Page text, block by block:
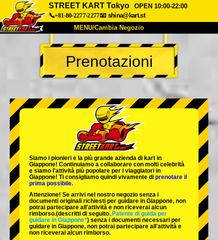
STREET KART Tokyo
OPEN 10:00-22:00
📞+81-80-2277-2277📧 shina@kart.st
MENU/Cambia Negozio
INIZIO
Chi Siamo Specifiche Prezzo
Azienda Prenotazioni
Cambia Negozio
Tokyo Shinagawa Tokyo Akihabara#1
Tokyo Akihabara#2
Tokyo Shibuya Annex Tokyo Bay
Tokyo Asakusa Osaka
Okinawa
Prenotazioni
Siamo i pionieri e la più grande azienda di kart in
Giappone! Continuiamo a collaborare con molti celebrità
e siamo l'attività più popolare per i viaggiatori in
Giappone! Ti consigliamo quindi vivamente di prenotare il
prima possibile.
Attenzione! Se arrivi nel nostro negozio senza i
documenti originali richiesti per guidare in Giappone, non
potrai partecipare all'attività e non riceverai alcun
rimborso.(descritti di seguito„Patente di guida per
guidare in Giappone“) senza i documenti necessari per
guidare in Giappone, non potrai partecipare all'attività e
non riceverai alcun rimborso.